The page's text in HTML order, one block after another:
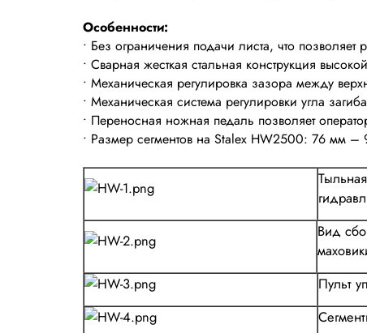
Особенности:
• Без ограничения подачи листа, что позволяет
• Сварная жесткая стальная конструкция
• Механическая регулировка зазора между
• Механическая система регулировки угла
• Переносная ножная педаль позволяет
• Размер сегментов на Stalex HW2500: 76
Вид
Пульт